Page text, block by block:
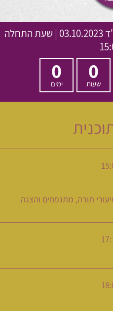
03.10.2023 | שעת התחלה
0
שעות
0
ימים
תורה, מתנפחים והצגה